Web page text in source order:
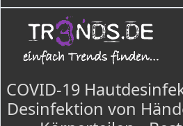
COVID-19
Desinfektion von